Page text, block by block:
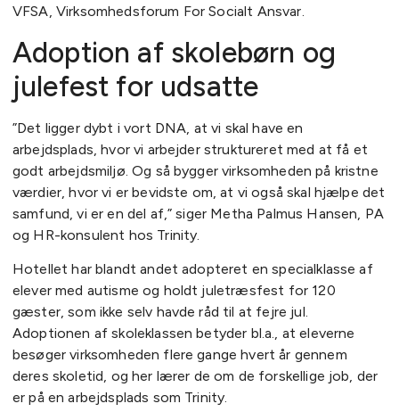
VFSA, Virksomhedsforum For Socialt Ansvar.
Adoption af skolebørn og
julefest for udsatte
”Det ligger dybt i vort DNA, at vi skal have en
arbejdsplads, hvor vi arbejder struktureret med at få et
godt arbejdsmiljø. Og så bygger virksomheden på kristne
værdier, hvor vi er bevidste om, at vi også skal hjælpe det
samfund, vi er en del af,” siger Metha Palmus Hansen, PA
og HR-konsulent hos Trinity.
Hotellet har blandt andet adopteret en specialklasse af
elever med autisme og holdt juletræsfest for 120
gæster, som ikke selv havde råd til at fejre jul.
Adoptionen af skoleklassen betyder bl.a., at eleverne
besøger virksomheden flere gange hvert år gennem
deres skoletid, og her lærer de om de forskellige job, der
er på en arbejdsplads som Trinity.